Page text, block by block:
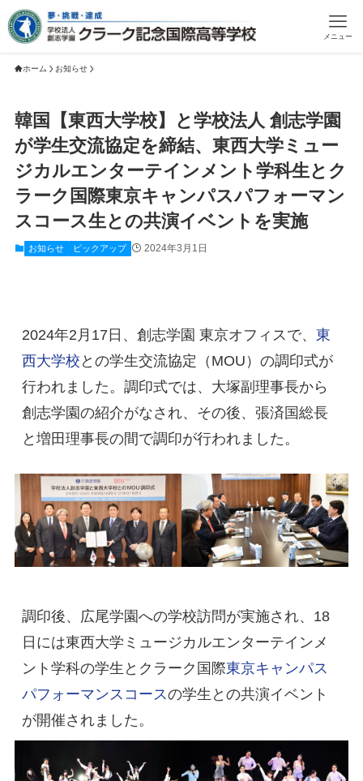
メニュー
ホーム お知らせ
韓国【東西大学校】と学校法人 創志学園
が学生交流協定を締結、東西大学ミュー
ジカルエンターテインメント学科生とク
ラーク国際東京キャンパスパフォーマン
スコース生との共演イベントを実施
お知らせ ピックアップ 2024年3月1日
2024年2月17日、創志学園 東京オフィスで、 東
西大学校 との学生交流協定（MOU）の調印式が
行われました。調印式では、大塚副理事長から
創志学園の紹介がなされ、その後、張済国総長
と増田理事長の間で調印が行われました。
調印後、広尾学園への学校訪問が実施され、18
日には東西大学ミュージカルエンターテインメ
ント学科の学生とクラーク国際東京キャンパス
パフォーマンスコースの学生との共演イベント
が開催されました。